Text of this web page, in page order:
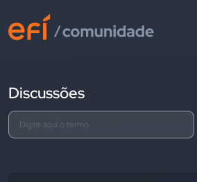
Discussões